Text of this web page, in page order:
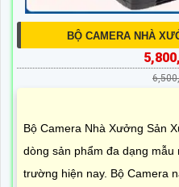
BỘ CAMERA NHÀ
Bộ Camera Nhà Xưởng Sản
dòng sản phẩm đa dạng
trường hiện nay. Bộ Camera